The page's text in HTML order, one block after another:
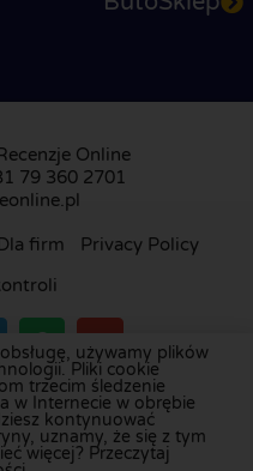
Online
79 360 2701
firm
Privacy Policy
wHolandii,
,Belgii,
,Danii,Finlandii i
używamy plików
Pliki cookie
trzecim śledzenie
w Internecie w obrębie
kontynuować
uznamy, że się z tym
więcej? Przeczytaj